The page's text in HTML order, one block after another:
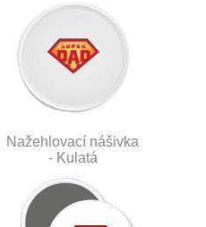
Nažehlovací nášivka
- Kulatá